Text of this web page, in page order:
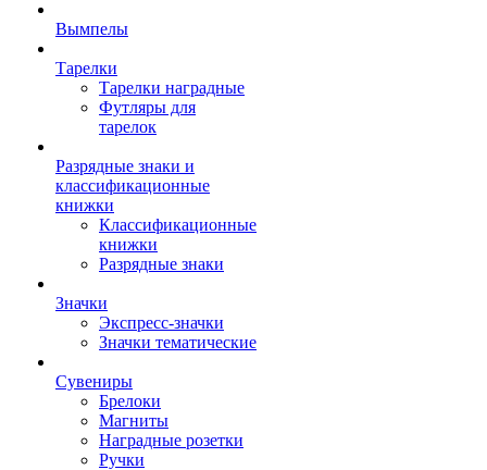
Вымпелы
Тарелки
Тарелки наградные
Футляры для
тарелок
Разрядные знаки и
классификационные
книжки
Классификационные
книжки
Разрядные знаки
Значки
Экспресс-значки
Значки тематические
Сувениры
Брелоки
Магниты
Наградные розетки
Ручки